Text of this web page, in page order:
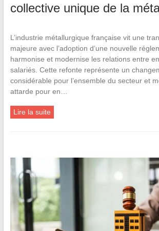
collective unique de la
L’industrie métallurgique française vit une
majeure avec l’adoption d’une nouvelle
harmonise et modernise les relations entre
salariés. Cette refonte représente un
considérable pour l’ensemble du secteur et
attarde pour en…
Lire la suite